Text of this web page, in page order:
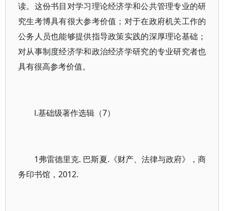
读。这份书目对学习理论经济学和公共管理专业的研
究生考博具有很大参考价值；对于在政府机关工作的
公务人员也能够提供指导政策实践的深厚理论基础；
对从事制度经济学和政治经济学研究的专业研究者也
具有很高参考价值。
Ⅰ.基础级著作选辑（7）
1弗雷德里克. 巴斯夏.《财产、法律与政府》，商
务印书馆，2012.